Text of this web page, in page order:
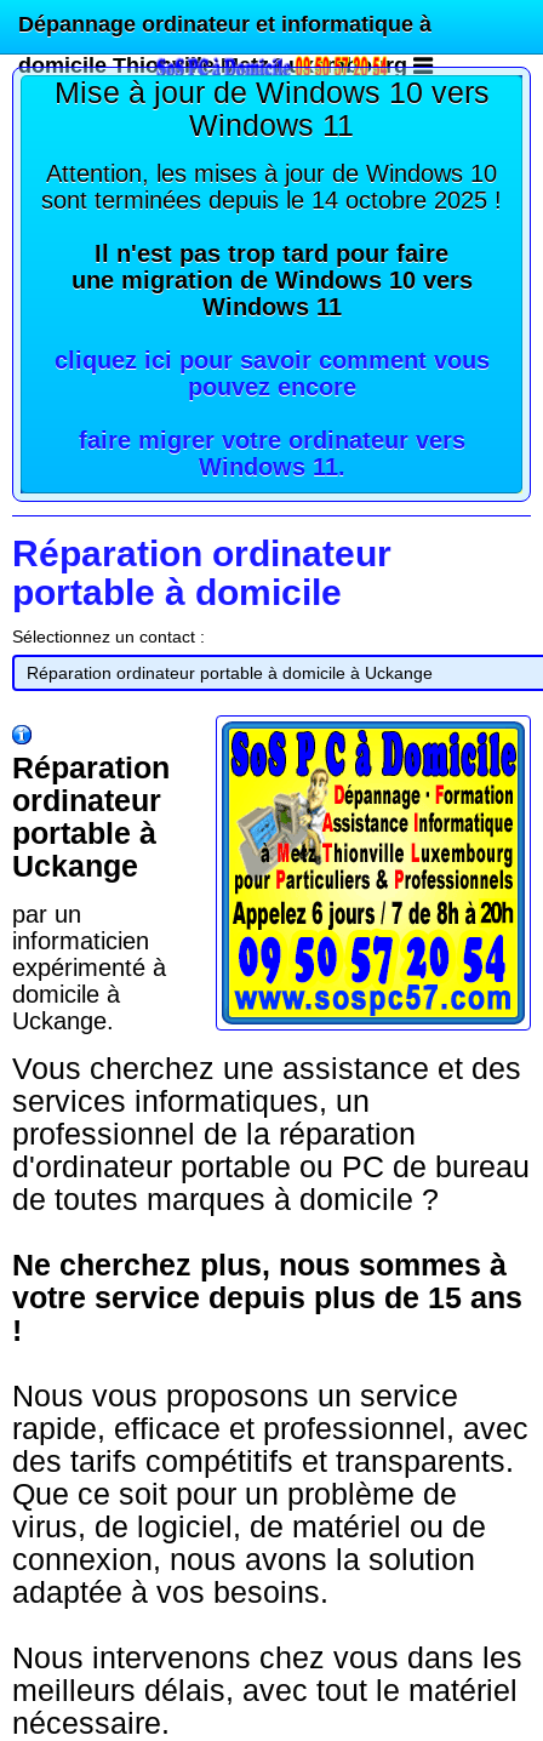
Dépannage ordinateur et informatique à
domicile Thionville Metz Luxembourg
Mise à jour de Windows 10 vers
Windows 11
Attention, les mises à jour de Windows 10
sont terminées depuis le 14 octobre 2025 !
Il n'est pas trop tard pour faire
une migration de Windows 10 vers
Windows 11
cliquez ici pour savoir comment vous
pouvez encore
faire migrer votre ordinateur vers
Windows 11.
Réparation ordinateur
portable à domicile
Sélectionnez un contact :
Réparation
ordinateur
portable à
Uckange
par un
informaticien
expérimenté à
domicile à
Uckange.
Vous cherchez une assistance et des
services informatiques, un
professionnel de la réparation
d'ordinateur portable ou PC de bureau
de toutes marques à domicile ?
Ne cherchez plus, nous sommes à
votre service depuis plus de 15 ans
!
Nous vous proposons un service
rapide, efficace et professionnel, avec
des tarifs compétitifs et transparents.
Que ce soit pour un problème de
virus, de logiciel, de matériel ou de
connexion, nous avons la solution
adaptée à vos besoins.
Nous intervenons chez vous dans les
meilleurs délais, avec tout le matériel
nécessaire.